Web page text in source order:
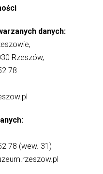
danych:
Rzeszów,
78
78 (wew. 31)